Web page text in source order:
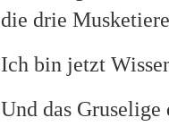
die drie
Ich bin jetzt
Und das